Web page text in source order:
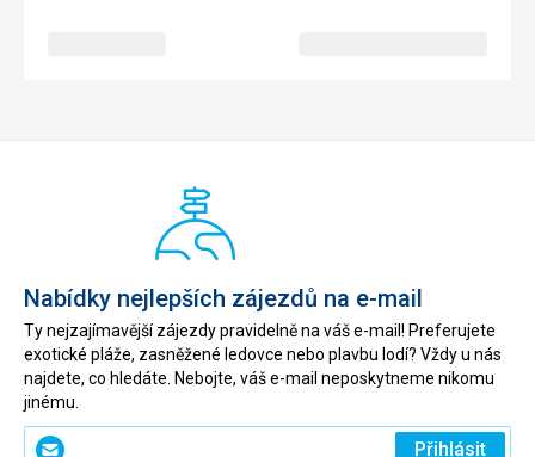
Nabídky nejlepších zájezdů na e-mail
Ty nejzajímavější zájezdy pravidelně na váš e-mail! Preferujete
exotické pláže, zasněžené ledovce nebo plavbu lodí? Vždy u nás
najdete, co hledáte. Nebojte, váš e-mail neposkytneme nikomu
jinému.
Zadejte
Přihlásit